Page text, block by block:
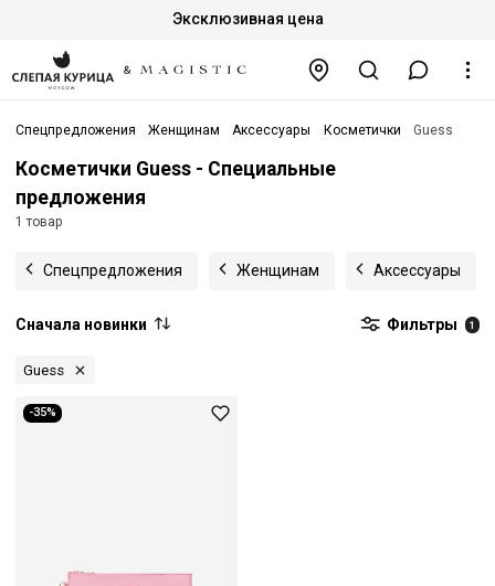
Эксклюзивная цена
Спецпредложения Женщинам Аксессуары Косметички Guess
Косметички Guess - Специальные
предложения
1 товар
Спецпредложения Женщинам Аксессуары
Сначала новинки Фильтры 1
Guess
-35%